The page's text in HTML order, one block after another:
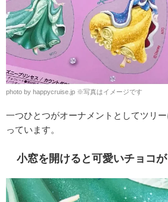
photo by happycruise.jp ※写真はイメージです
一つひとつがオーナメントとしてツリ
っています。
小窓を開けると可愛いチョコ